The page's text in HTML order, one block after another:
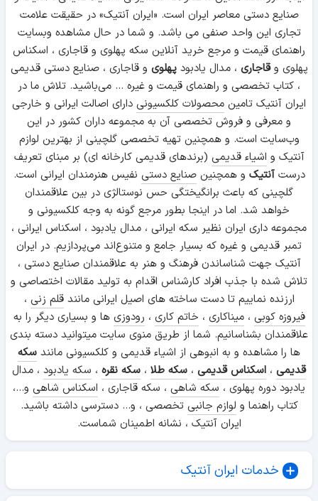
صنایع دستی معاصر ایران است. «ایران آنتیک» در حقیقت علامت
تجاری این واحد صنفی می باشد. و شما در حال مشاهده وبسایت
راهنمای قیمت و مرجع خرید آنلاین سکه پهلوی و قاجاری ، اسکناس
پهلوی وقاجاری ، مدال یادبودپهلوی و قاجاری ، صنایع دستی قدیمی
، کتاب تخصصی و راهنمای قیمت و غیره ... می‌باشید. تلاش ما در
ایران آنتیک تامین محصولات کلکسیونی دارای اصالت ایرانی و خارجی
و معرفی و فروش تخصصی آن به مجموعه داران کشور در این
وب‌سایت است. و همچنین تهیه تخصصی گلچینی از بهترین لوازم
آنتیک و اشیاء قدیمی (برندهای قدیمی کارخانه ای) بر مبنای تعریف
درستآنتیک و همچنینصنایع دستی نفیس هنرمندان ایرانی است.
گلچینی که باعث برانگیختگی حس نوستالژی در بین علاقمندان
خواهد شد. اما در اینجا بطور مرجع گونه به وجه کلکسیونی و
مجموعه داری ایران نظیر سکه ایرانی ، مدال یادبود ، اسکناس ایرانی ،
تمبر قدیمی و غیره که بسیار جامع و متنوع‌اند می‌پردازیم. در ایران
آنتیک جهت شناساندن فرهنگ و هنر به علاقمندان صنایع دستی ،
تلاش شده با جذب افراد کارشناس اقدام به تولید مقالات اختصاصی و
ارزنده نماییم تا دست ساخته های اصیل ایرانی مانندقلم زنی ،
فیروزه کوبی ،میناکاری ، خاتم کاری ، رودوزی ها و بسیاری دیگر را به
علاقمندان بشناسانیم. شما از طریق منوی سایت میتوانید دسته بندی
ها را مشاهده و به انبوهی از اشیاء قدیمی و کلکسیونی مانند سکه
قدیمی ، اسکناس قدیمی ، سکه طلا ، سکه نقره ، سکه یادبود ، مدال
یادبود دوره پهلوی ، سکه شاهی ، سکه قاجاری ، اسکناس شاهی و...،
کتاب راهنما و لوازم جانبی تخصصی ، و... دسترسی داشته باشید.
ایران آنتیک ، نشانه اطمینان شماست.
خدمات ایران آنتیک